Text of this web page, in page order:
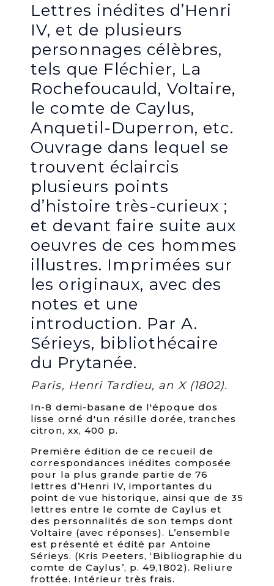
Lettres inédites d’Henri
IV, et de plusieurs
personnages célèbres,
tels que Fléchier, La
Rochefoucauld, Voltaire,
le comte de Caylus,
Anquetil-Duperron, etc.
Ouvrage dans lequel se
trouvent éclaircis
plusieurs points
d’histoire très-curieux ;
et devant faire suite aux
oeuvres de ces hommes
illustres. Imprimées sur
les originaux, avec des
notes et une
introduction. Par A.
Sérieys, bibliothécaire
du Prytanée.
Paris, Henri Tardieu, an X (1802).
In-8 demi-basane de l'époque dos
lisse orné d'un résille dorée, tranches
citron, xx, 400 p.
Première édition de ce recueil de
correspondances inédites composée
pour la plus grande partie de 76
lettres d’Henri IV, importantes du
point de vue historique, ainsi que de 35
lettres entre le comte de Caylus et
des personnalités de son temps dont
Voltaire (avec réponses). L’ensemble
est présenté et édité par Antoine
Sérieys. (Kris Peeters, ‘Bibliographie du
comte de Caylus’, p. 49,1802). Reliure
frottée. Intérieur très frais.